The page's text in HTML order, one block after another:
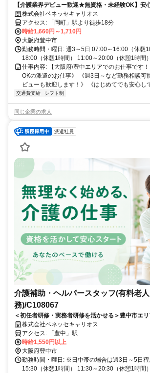
【介護業界デビュー歓迎★無資格・未経験OK】安
★週3日～など勤務相談可！≪派遣介護職のお仕事≫
株式会社ベネッセキャリオス
アクセス: 「岡町」駅より徒歩18分
時給1,660円～1,710円
大阪府豊中市
勤務時間・曜日: 週3～5日 07:00～16:00（休憩
18:00（休憩1時間） 11:00～20:00（休憩1時間）
仕事内容: 【大阪府/豊中エリアでのお仕事です
OKの派遣のお仕事》 《週3日～など勤務相談
ビューも歓迎します！》 《はじめてでも安心し
交通費支給 シフト制
同じ企業の求人
派遣社員
介護補助・ヘルパースタッフ(有料老
務)/C108067
＜初任者研修・実務者研修を活かせる＞豊中市エ
勤務♪時給1550円～！日勤のみ・週3日～相談OK！
株式会社ベネッセキャリオス
アクセス: 「豊中」駅
時給1,550円以上
大阪府豊中市
勤務時間・曜日: ※日中帯の場合は週3日～5日
15:30（休憩1時間） 11:30～20:30（休憩1時間）